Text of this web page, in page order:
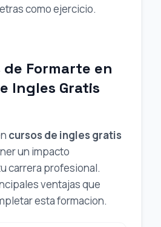
como ejercicio.
Formarte en
Ingles Gratis
cursos de ingles gratis
un impacto
carrera profesional.
ventajas que
esta formacion.